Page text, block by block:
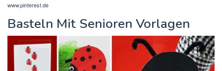
www.pinterest.de
Basteln Mit Senioren Vorlagen